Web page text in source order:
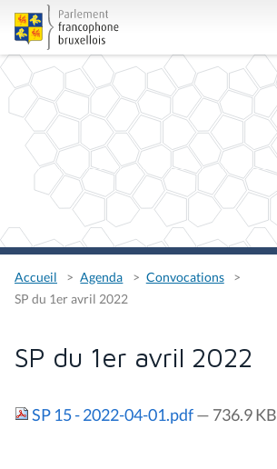
Accueil Agenda
Convocations
SP du 1er avril 2022
SP du 1er avril 2022
SP 15 - 2022-04-01.pdf— 736.9 KB